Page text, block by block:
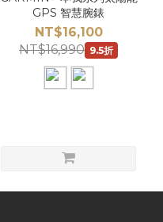
GPS 智慧腕錶
NT$16,100
NT$16,990 9.5折